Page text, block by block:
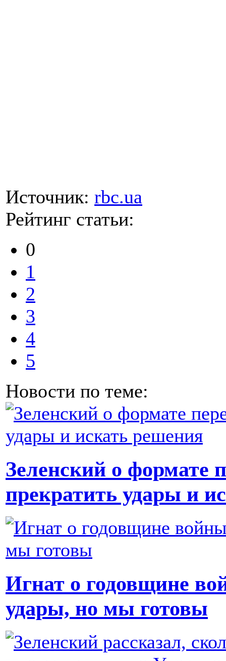
Источник: rbc.ua
Рейтинг статьи:
0
1
2
3
4
5
Новости по теме:
Зеленский о формате
прекратить удары и
Игнат о годовщине
удары, но мы готовы